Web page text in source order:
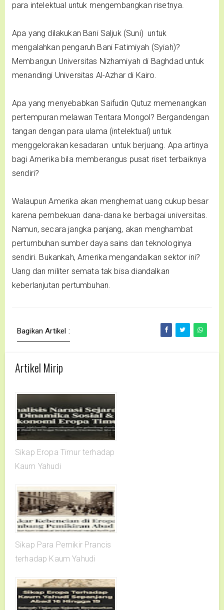
para intelektual untuk mengembangkan risetnya.
Apa yang dilakukan Bani Saljuk (Suni) untuk
mengalahkan pengaruh Bani Fatimiyah (Syiah)?
Membangun Universitas Nizhamiyah di Baghdad untuk
menandingi Universitas Al-Azhar di Kairo.
Apa yang menyebabkan Saifudin Qutuz memenangkan
pertempuran melawan Tentara Mongol? Bergandengan
tangan dengan para ulama (intelektual) untuk
menggelorakan kesadaran untuk berjuang. Apa artinya
bagi Amerika bila memberangus pusat riset terbaiknya
sendiri?
Walaupun Amerika akan menghemat uang cukup besar
karena pembekuan dana-dana ke berbagai universitas.
Namun, secara jangka panjang, akan menghambat
pertumbuhan sumber daya sains dan teknologinya
sendiri. Bukankah, Amerika mengandalkan sektor ini?
Uang dan militer semata tak bisa diandalkan
keberlanjutan pertumbuhan.
Bagikan Artikel :
Artikel Mirip
Sikap Eropa Timur terhadap
Kaum Yahudi
Sikap Para Pemikir Prancis
terhadap Kaum Yahudi